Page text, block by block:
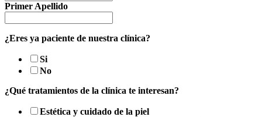
Primer Apellido
¿Eres ya paciente de nuestra clínica?
Si
No
¿Qué tratamientos de la clínica te interesan?
Estética y cuidado de la piel